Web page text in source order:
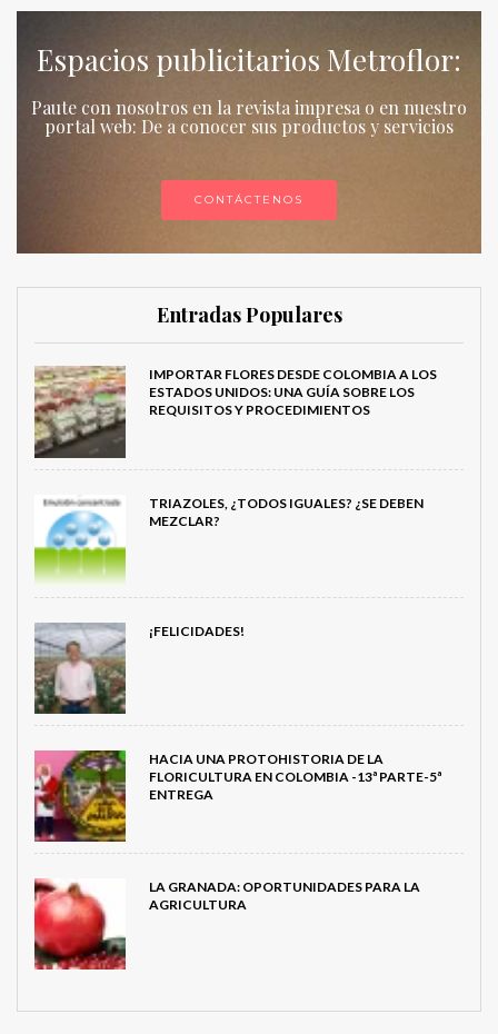
Espacios publicitarios Metroflor:
Paute con nosotros en la revista impresa o en nuestro
portal web: De a conocer sus productos y servicios
CONTÁCTENOS
Entradas Populares
IMPORTAR FLORES DESDE COLOMBIA A LOS
ESTADOS UNIDOS: UNA GUÍA SOBRE LOS
REQUISITOS Y PROCEDIMIENTOS
TRIAZOLES, ¿TODOS IGUALES? ¿SE DEBEN
MEZCLAR?
¡FELICIDADES!
HACIA UNA PROTOHISTORIA DE LA
FLORICULTURA EN COLOMBIA -13ª PARTE-5ª
ENTREGA
LA GRANADA: OPORTUNIDADES PARA LA
AGRICULTURA